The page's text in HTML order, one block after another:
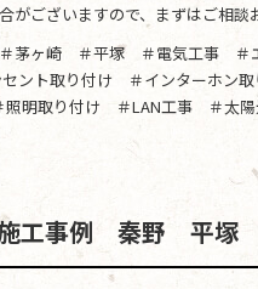
がございますので、まずはご相談
ヶ崎 ＃平塚 ＃電気工事 ＃
ント取り付け ＃インターホン
照明取り付け ＃LAN工事 ＃太
工事例 秦野 平